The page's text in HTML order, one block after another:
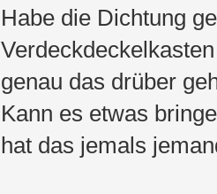
Habe die Dichtung
genau das drüber
Kann es etwas
hat das jemals